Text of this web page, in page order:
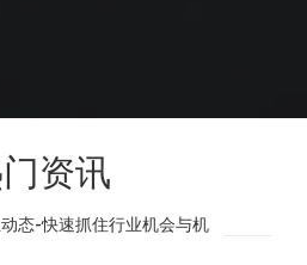
资讯
态-快速抓住行业机会与机